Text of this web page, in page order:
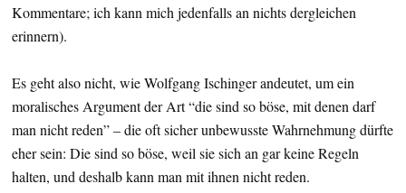
Kommentare; ich kann mich jedenfalls an nichts dergleichen
erinnern).
Es geht also nicht, wie Wolfgang Ischinger andeutet, um ein
moralisches Argument der Art “die sind so böse, mit denen darf
man nicht reden” – die oft sicher unbewusste Wahrnehmung dürfte
eher sein: Die sind so böse, weil sie sich an gar keine Regeln
halten, und deshalb kann man mit ihnen nicht reden.